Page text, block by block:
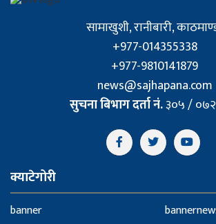
सामाखुशी, रानीबारी,
+977-014355338
+977-9810141879
news@sajhapana.com
सुचना बिभाग दर्ता नं.३०५ /
क्याटेगोरी
banner